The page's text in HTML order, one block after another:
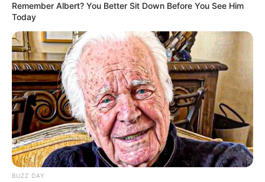
Remember Albert? You Better Sit Down Before You See Him
Today
BUZZ DAY